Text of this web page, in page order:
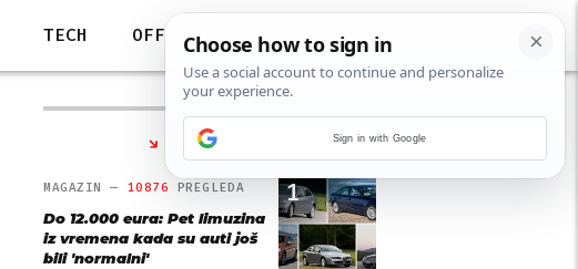
TECH OFF
NAJČITANIJE
1
MAGAZIN — 10876 PREGLEDA
Do 12.000 eura: Pet limuzina
iz vremena kada su auti još
bili 'normalni'
Sign in with Google